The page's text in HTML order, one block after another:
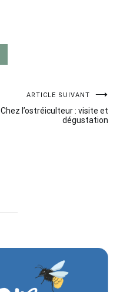
ARTICLE SUIVANT
Chez l’ostréiculteur : visite et
dégustation